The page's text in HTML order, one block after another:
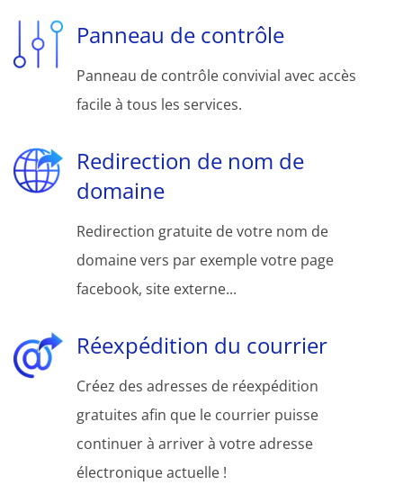
Panneau de contrôle
Panneau de contrôle convivial avec accès
facile à tous les services.
Redirection de nom de
domaine
Redirection gratuite de votre nom de
domaine vers par exemple votre page
facebook, site externe...
Réexpédition du courrier
Créez des adresses de réexpédition
gratuites afin que le courrier puisse
continuer à arriver à votre adresse
électronique actuelle !